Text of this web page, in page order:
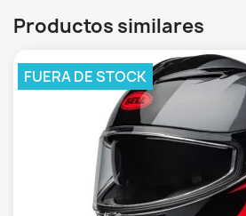
Productos similares
FUERA DE STOCK